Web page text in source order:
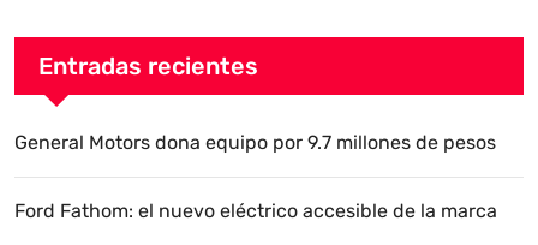
Entradas recientes
General Motors dona equipo por 9.7 millones de pesos
Ford Fathom: el nuevo eléctrico accesible de la marca